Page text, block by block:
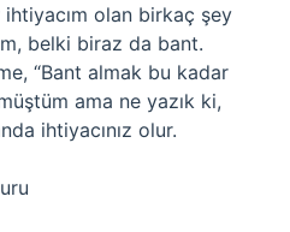
ihtiyacım olan birkaç şey
belki biraz da bant.
“Bant almak bu kadar
ama ne yazık ki,
ihtiyacınız olur.